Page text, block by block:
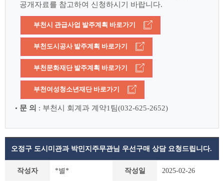
공개자료를 참고하여 신청하시기 바랍니다.
부천시 관급사업 발주계획 바로가기
부천도시공사 발주계획 바로가기
부천문화재단 발주계획 바로가기
부천여성청소년재단 바로가기
문 의 : 부천시 회계과 계약1팀(032-625-2652)
오정구 도시미관과 박민지주무관님 우선구매 상담 요청드립니다.
작성자 *별* 작성일 2025-02-26